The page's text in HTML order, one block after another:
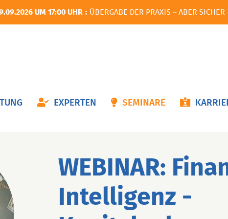
UM 17:00 UHR ÜBERGABE DER PRAXIS – ABER SICHER
EXPERTEN SEMINARE
WEBINAR:
Intelligenz -